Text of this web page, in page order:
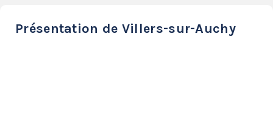
Présentation de Villers-sur-Auchy